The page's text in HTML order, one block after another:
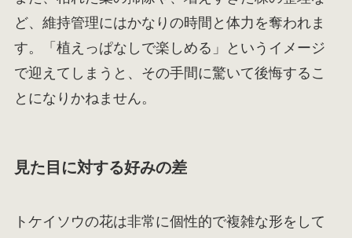
ど、維持管理にはかなりの時間と体力を奪われま
す。「植えっぱなしで楽しめる」というイメージ
で迎えてしまうと、その手間に驚いて後悔するこ
とになりかねません。
見た目に対する好みの差
トケイソウの花は非常に個性的で複雑な形をして